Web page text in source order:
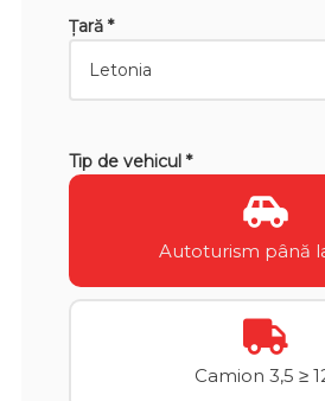
Țară *
Tip de vehicul *
Autoturism până
Camion 3,5 ≥